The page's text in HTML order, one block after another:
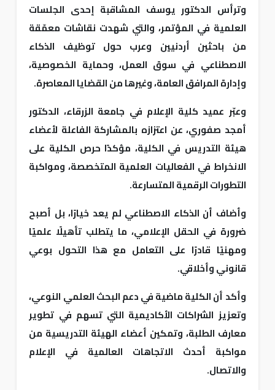
وترأس الدكتور يوسف المشاقبة إحدى الجلسات
العلمية في المؤتمر، والتي شهدت نقاشات معمّقة
من باحثين أردنيين وعرب حول توظيف الذكاء
الاصطناعي في سوق العمل، وحماية الخصوصية،
وإدارة المرافق العامة، وغيرها من القضايا المعاصرة.
وعبّر عميد كلية الإعلام في جامعة الزرقاء، الدكتور
أمجد صفوري، عن اعتزازه بالمشاركة الفاعلة لأعضاء
هيئة التدريس في الكلية، مؤكدًا حرص الكلية على
الانخراط في الفعاليات العلمية المتخصصة، ومواكبة
التطورات الرقمية المتسارعة.
وأضاف أن الذكاء الاصطناعي لم يعد خيارًا، بل أصبح
ضرورة في الحقل الإعلامي، ما يتطلب تأهيلًا علميًا
ومهنيًا قادرًا على التعامل مع هذا التحول بوعي
قانوني وأخلاقي.
وأكد أن الكلية ماضية في دعم البحث العلمي النوعي،
وتعزيز الشراكات الأكاديمية التي تسهم في تطوير
معارف الطلبة، وتمكين أعضاء الهيئة التدريسية من
مواكبة أحدث الاتجاهات العالمية في الإعلام
والاتصال.